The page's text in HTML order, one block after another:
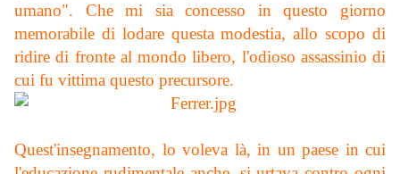
umano". Che mi sia concesso in questo giorno
memorabile di lodare questa modestia, allo scopo di
ridire di fronte al mondo libero, l'odioso assassinio di
cui fu vittima questo precursore.
Quest'insegnamento, lo voleva là, in un paese in cui